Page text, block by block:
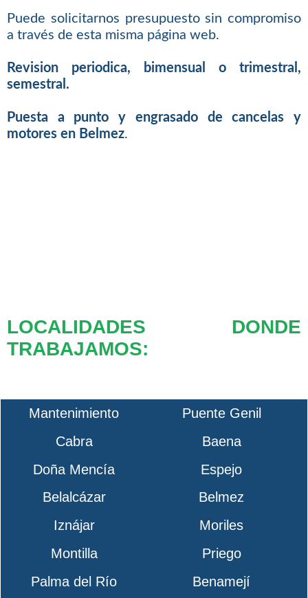
Puede solicitarnos presupuesto sin compromiso
a través de esta misma página web.
Revision periodica, bimensual o trimestral,
semestral.
Puesta a punto y engrasado de cancelas y
motores en Belmez.
LOCALIDADES DONDE
TRABAJAMOS:
Mantenimiento
Puente Genil
Cabra
Baena
Doña Mencía
Espejo
Belalcázar
Belmez
Iznájar
Moriles
Montilla
Priego
Palma del Río
Benamejí